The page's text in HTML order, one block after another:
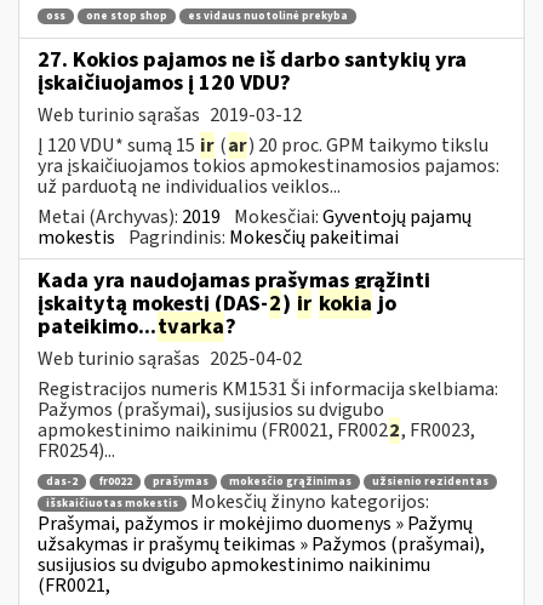
oss one stop shop es vidaus nuotolinė prekyba
27. Kokios pajamos ne iš darbo santykių yra
įskaičiuojamos į 120 VDU?
Web turinio sąrašas 2019-03-12
Į 120 VDU* sumą 15 ir (ar) 20 proc. GPM taikymo tikslu
yra įskaičiuojamos tokios apmokestinamosios pajamos:
už parduotą ne individualios veiklos...
Metai (Archyvas): 2019 Mokesčiai:Gyventojų pajamų
mokestis Pagrindinis: Mokesčių pakeitimai
Kada yra naudojamas prašymas grąžinti
įskaitytą mokestį (DAS-2) ir kokia jo
pateikimo...tvarka?
Web turinio sąrašas 2025-04-02
Registracijos numeris KM1531 Ši informacija skelbiama:
Pažymos (prašymai), susijusios su dvigubo
apmokestinimo naikinimu (FR0021, FR0022, FR0023,
FR0254)...
das-2 fr0022 prašymas mokesčio grąžinimas
užsienio rezidentas
išskaičiuotas mokestis
Mokesčių žinyno kategorijos:
Prašymai, pažymos ir mokėjimo duomenys » Pažymų
užsakymas ir prašymų teikimas » Pažymos (prašymai),
susijusios su dvigubo apmokestinimo naikinimu
(FR0021,